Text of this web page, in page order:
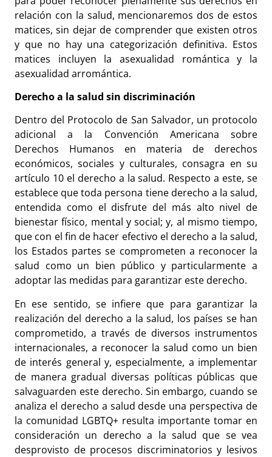
relación con la salud, mencionaremos dos de estos
matices, sin dejar de comprender que existen otros
y que no hay una categorización definitiva. Estos
matices incluyen la asexualidad romántica y la
asexualidad arromántica.
Derecho a la salud sin discriminación
Dentro del Protocolo de San Salvador, un protocolo
adicional a la Convención Americana sobre
Derechos Humanos en materia de derechos
económicos, sociales y culturales, consagra en su
artículo 10 el derecho a la salud. Respecto a este, se
establece que toda persona tiene derecho a la salud,
entendida como el disfrute del más alto nivel de
bienestar físico, mental y social; y, al mismo tiempo,
que con el fin de hacer efectivo el derecho a la salud,
los Estados partes se comprometen a reconocer la
salud como un bien público y particularmente a
adoptar las medidas para garantizar este derecho.
En ese sentido, se infiere que para garantizar la
realización del derecho a la salud, los países se han
comprometido, a través de diversos instrumentos
internacionales, a reconocer la salud como un bien
de interés general y, especialmente, a implementar
de manera gradual diversas políticas públicas que
salvaguarden este derecho. Sin embargo, cuando se
analiza el derecho a salud desde una perspectiva de
la comunidad LGBTQ+ resulta importante tomar en
consideración un derecho a la salud que se vea
desprovisto de procesos discriminatorios y lesivos